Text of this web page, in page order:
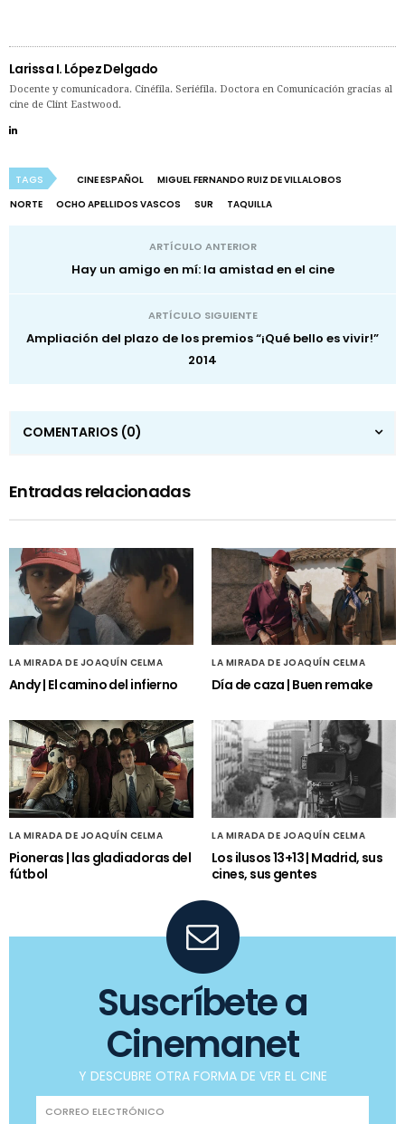
Larissa I. López Delgado
Docente y comunicadora. Cinéfila. Seriéfila. Doctora en Comunicación gracias al
cine de Clint Eastwood.
TAGS CINE ESPAÑOL
MIGUEL FERNANDO RUIZ DE VILLALOBOS
NORTE
OCHO APELLIDOS VASCOS SUR TAQUILLA
ARTÍCULO ANTERIOR
Hay un amigo en mí: la amistad en el cine
ARTÍCULO SIGUIENTE
Ampliación del plazo de los premios “¡Qué bello es vivir!”
2014
COMENTARIOS (0)
Entradas relacionadas
LA MIRADA DE JOAQUÍN CELMA
Andy | El camino del infierno
LA MIRADA DE JOAQUÍN CELMA
Día de caza | Buen remake
LA MIRADA DE JOAQUÍN CELMA
Pioneras | las gladiadoras del
fútbol
LA MIRADA DE JOAQUÍN CELMA
Los ilusos 13+13 | Madrid, sus
cines, sus gentes
Suscríbete a
Cinemanet
Y DESCUBRE OTRA FORMA DE VER EL CINE